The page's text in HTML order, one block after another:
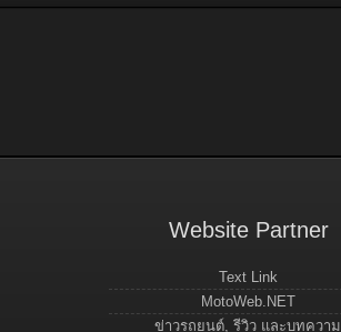
Website Partner
Text Link
MotoWeb.NET
ข่าวรถยนต์, รีวิว และบทความ